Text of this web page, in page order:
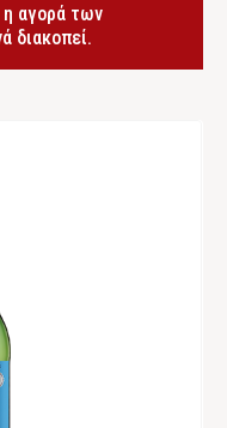
αγορά των
διακοπεί.